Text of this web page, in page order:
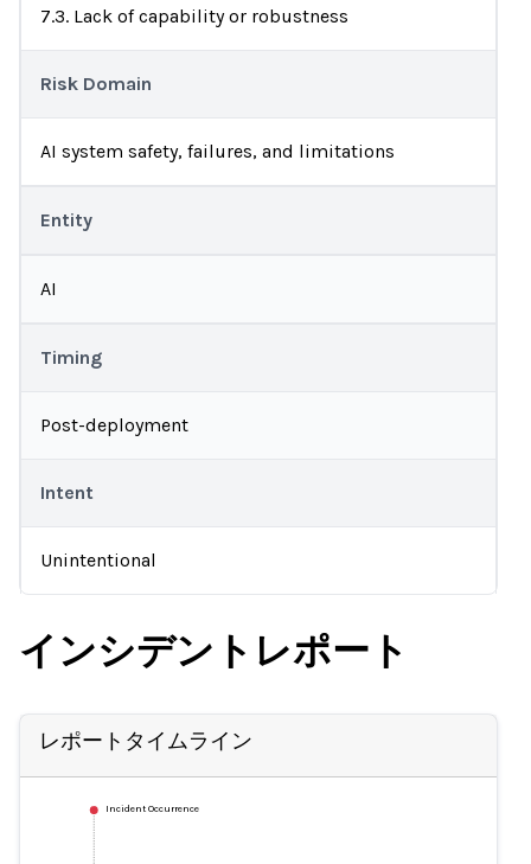
7.3. Lack of capability or robustness
Risk Domain
AI system safety, failures, and limitations
Entity
AI
Timing
Post-deployment
Intent
Unintentional
インシデントレポート
レポートタイムライン
Incident Occurrence